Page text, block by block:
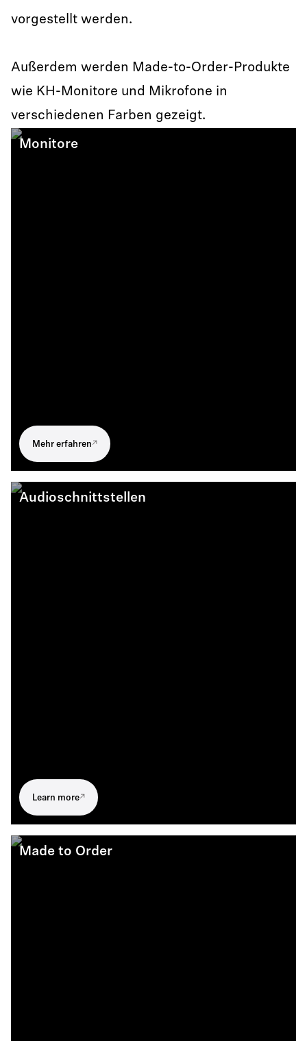
vorgestellt werden.
Außerdem werden Made-to-Order-Produkte
wie KH-Monitore und Mikrofone in
verschiedenen Farben gezeigt.
Monitore
Mehr erfahren
Audioschnittstellen
Learn more
Made to Order